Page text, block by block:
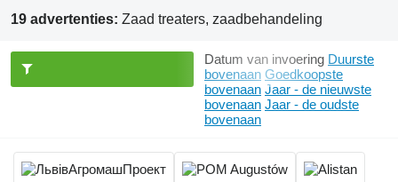
19 advertenties: Zaad treaters, zaadbehandeling
Datum van invoering Duurste
bovenaan Goedkoopste
bovenaan Jaar - de nieuwste
bovenaan Jaar - de oudste
bovenaan